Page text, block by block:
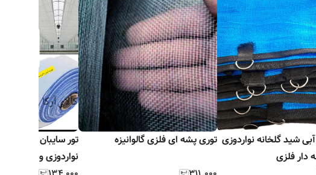
تور سایبان آبی شید گلخانه نواردوزی
دار فلزی
توری پشه ای فلزی گالوانیزه
تور سایبان سفید
نواردوزی وحلقه دار